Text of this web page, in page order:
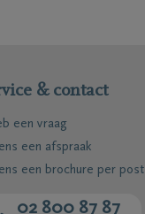
& contact
een vraag
een afspraak
een brochure per post
02 800 87 87